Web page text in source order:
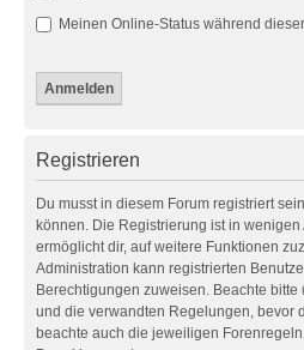
Meinen Online-Status während
Registrieren
Du musst in diesem Forum registriert
können. Die Registrierung ist in
ermöglicht dir, auf weitere Funktionen
Administration kann registrierten
Berechtigungen zuweisen. Beachte
und die verwandten Regelungen, bevor
beachte auch die jeweiligen